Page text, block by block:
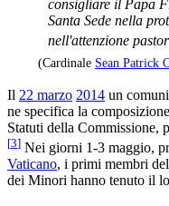
consigliare il Papa
Santa Sede nella
nell'attenzione
(Cardinale Sean Patrick
Il 22 marzo 2014 un
ne specifica la
Statuti della Commissione,
[3] Nei giorni 1-3 maggio,
Vaticano, i primi membri
dei Minori hanno tenuto il